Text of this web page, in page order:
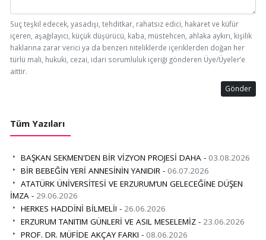
Suç teşkil edecek, yasadışı, tehditkar, rahatsız edici, hakaret ve küfür
içeren, aşağılayıcı, küçük düşürücü, kaba, müstehcen, ahlaka aykırı, kişilik
haklarına zarar verici ya da benzeri niteliklerde içeriklerden doğan her
türlü mali, hukuki, cezai, idari sorumluluk içeriği gönderen Üye/Üyeler’e
aittir.
Gönder
Tüm Yazıları
BAŞKAN SEKMEN'DEN BİR VİZYON PROJESİ DAHA - 03.08.2026
BİR BEBEĞİN YERİ ANNESİNİN YANIDIR - 06.07.2026
ATATÜRK ÜNİVERSİTESİ VE ERZURUM’UN GELECEĞİNE DÜŞEN
İMZA - 29.06.2026
HERKES HADDİNİ BİLMELİ! - 26.06.2026
ERZURUM TANITIM GÜNLERİ VE ASIL MESELEMİZ - 23.06.2026
PROF. DR. MÜFİDE AKÇAY FARKI - 08.06.2026